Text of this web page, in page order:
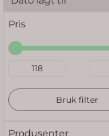
Pris
Bruk filter
Produsenter